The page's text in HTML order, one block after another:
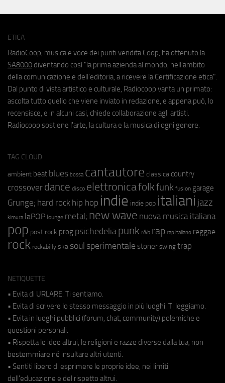
ETICA
RadioCoop, musica e voce dei punti vendita Coop, ha ottenuto la
SA8000 diventando così "la prima azienda al mondo, nell'ambito
della comunicazione e dell'editoria, a ricevere la Certificazione etica".
Dal punto di vista artistico e culturale, Radiocoop vanta un primato:
ascolta tutto quello che viene inviato in redazione, e appena può, lo
recensisce, e in alcuni casi, chiede collaborazione agli artisti.
Radiocoop sostiene l'arte, la cultura e la musica di ogni genere.
TAG CLOUD
ambient beat blues bossa cantautore classica country
crossover dance disco elettronicafolkfunk fusion garage
Grunge; hard rock hip hop indie indie pop italiani jazz
kimura laPOP lounge metal; new wave nuova musica italiana
pop post rock prog psichedeliapunk r&b rap rap italiano reggae
rock rockabilly ska soul sperimentale stoner swing trap
NETIQUETTE
• Evita di URLARE. Ti sentiamo.
• Evita di scrivere lo stesso messaggio in più luoghi. Ti leggiamo.
• Evita in luoghi pubblici (forum, chat, community) polemiche e
questioni personali.
• Rispetta le idee altrui, le religioni e razze diverse dalla tua, non
bestemmiare né insultare altri utenti.
• Sentiti libero di esprimere le proprie idee, nei limiti
dell'educazione e del rispetto altrui.